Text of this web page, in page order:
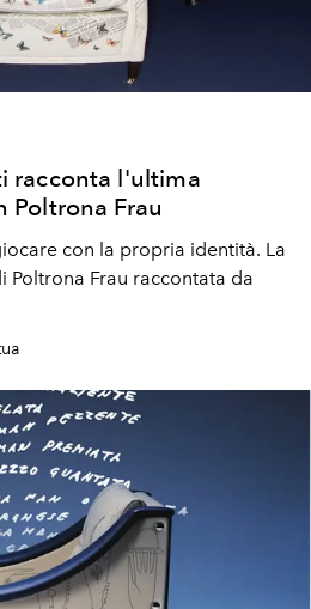
racconta l'ultima
Poltrona Frau
con la propria identità. La
Poltrona Frau raccontata da